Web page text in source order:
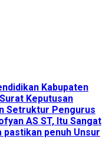
Kabupaten
Keputusan
Setruktur Pengurus
AS ST, Itu Sangat
pastikan penuh Unsur